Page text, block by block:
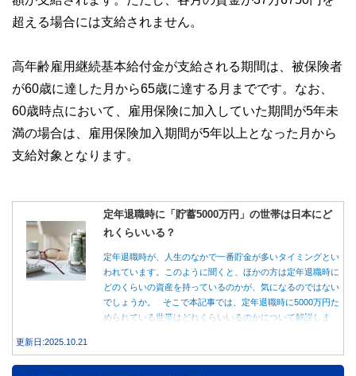
超える場合には支給されません。
高年齢雇用継続基本給付金が支給される期間は、被保険者
が60歳に達した月から65歳に達する月までです。なお、
60歳時点において、雇用保険に加入していた期間が5年未
満の場合は、雇用保険加入期間が5年以上となった月から
支給対象となります。
定年退職時に「貯蓄5000万円」の世帯は日本にど
れくらいいる？
定年退職時が、人生のなかで一番貯金が多いタイミングとい
われています。このように聞くと、ほかの方は定年退職時に
どのくらいの資産を持っているのかが、気になるのではない
でしょうか。 そこで本記事では、定年退職時に5000万円た
められている世帯はどれくらいいるのかについて解説しま
更新日:2025.10.21